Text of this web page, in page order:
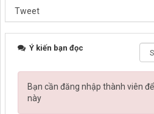
Tweet
Ý kiến bạn đọc
Bạn cần đăng nhập thành viên
này